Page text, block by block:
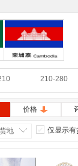
柬埔寨
210-280
价格
地 仅显示有